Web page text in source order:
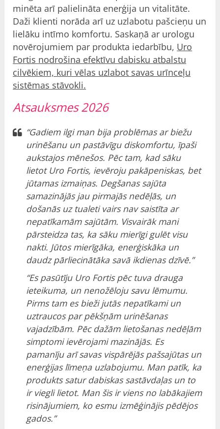
minēta arī palielināta enerģija un vitalitāte.
Daži klienti norāda arī uz uzlabotu pašcieņu un
lielāku intīmo komfortu. Saskaņā ar urologu
novērojumiem par produkta iedarbību, Uro
Fortis nodrošina efektīvu dabisku atbalstu
cilvēkiem, kuri vēlas uzlabot savas urīnceļu
sistēmas stāvokli.
Atsauksmes 2026
“Gadiem ilgi man bija problēmas ar biežu
urinēšanu un pastāvīgu diskomfortu, īpaši
aukstajos mēnešos. Pēc tam, kad sāku
lietot Uro Fortis, ievēroju pakāpeniskas, bet
jūtamas izmaiņas. Degšanas sajūta
samazinājās jau pirmajās nedēļās, un
došanās uz tualeti vairs nav saistīta ar
nepatīkamām sajūtām. Visvairāk mani
pārsteidza tas, ka sāku mierīgi gulēt visu
nakti. Jūtos mierīgāka, enerģiskāka un
daudz pārliecinātāka savā ikdienas dzīvē.”
“Es pasūtīju Uro Fortis pēc tuva drauga
ieteikuma, un nenožēloju savu lēmumu.
Pirms tam es bieži jutās nepatīkami un
uztraucos par pēkšņām urinēšanas
vajadzībām. Pēc dažām lietošanas nedēļām
simptomi ievērojami mazinājās. Es
pamanīju arī savas vispārējās pašsajūtas un
enerģijas līmeņa uzlabojumu. Man patīk, ka
produkts satur dabiskas sastāvdaļas un to
ir viegli lietot. Man šis ir viens no labākajiem
risinājumiem, ko esmu izmēģinājis pēdējos
gados.”